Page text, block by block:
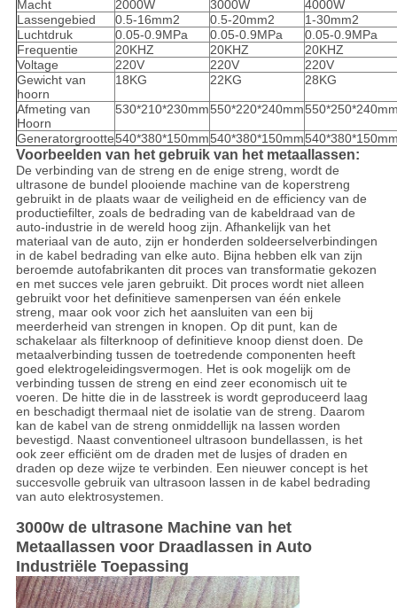
Macht 2000W 3000W
4000W
Lassengebied
0.5-16mm2 0.5-20mm2
1-30mm2
Luchtdruk
0.05-0.9MPa 0.05-0.9MPa
0.05-0.9MPa
Frequentie
20KHZ 20KHZ
20KHZ
Voltage
220V 220V
220V
Gewicht van
hoorn
18KG 22KG 28KG
Afmeting van
Hoorn
530*210*230mm550*220*240mm
Generatorgrootte540*380*150mm540*380*150mm
Voorbeelden van het gebruik van het metaallassen:
De verbinding van de streng en de enige streng, wordt de
ultrasone de bundel plooiende machine van de koperstreng
gebruikt in de plaats waar de veiligheid en de efficiency van de
productiefilter, zoals de bedrading van de kabeldraad van de
auto-industrie in de wereld hoog zijn. Afhankelijk van het
materiaal van de auto, zijn er honderden soldeerselverbindingen
in de kabel bedrading van elke auto. Bijna hebben elk van zijn
beroemde autofabrikanten dit proces van transformatie gekozen
en met succes vele jaren gebruikt. Dit proces wordt niet alleen
gebruikt voor het definitieve samenpersen van één enkele
streng, maar ook voor zich het aansluiten van een bij
meerderheid van strengen in knopen. Op dit punt, kan de
schakelaar als filterknoop of definitieve knoop dienst doen. De
metaalverbinding tussen de toetredende componenten heeft
goed elektrogeleidingsvermogen. Het is ook mogelijk om de
verbinding tussen de streng en eind zeer economisch uit te
voeren. De hitte die in de lasstreek is wordt geproduceerd laag
en beschadigt thermaal niet de isolatie van de streng. Daarom
kan de kabel van de streng onmiddellijk na lassen worden
bevestigd. Naast conventioneel ultrasoon bundellassen, is het
ook zeer efficiënt om de draden met de lusjes of draden en
draden op deze wijze te verbinden. Een nieuwer concept is het
succesvolle gebruik van ultrasoon lassen in de kabel bedrading
van auto elektrosystemen.
3000w de ultrasone Machine van het
Metaallassen voor Draadlassen in Auto
Industriële Toepassing